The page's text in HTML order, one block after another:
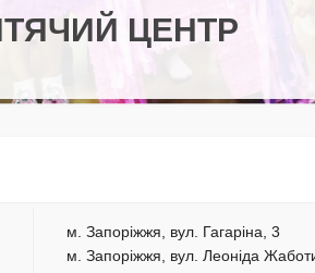
ЦЕНТР
м. Запоріжжя, вул. Гагаріна, 3
м. Запоріжжя, вул. Леоніда